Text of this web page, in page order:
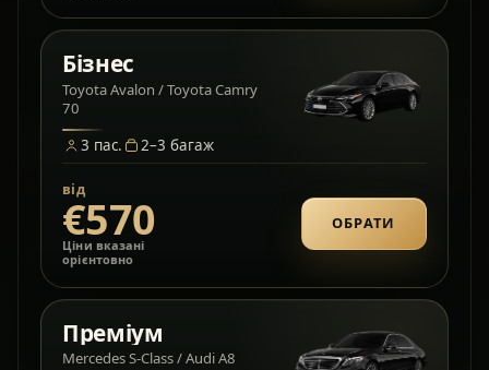
Бізнес
Toyota Avalon / Toyota Camry
70
3 пас. 2–3 багаж
від
€570
Ціни вказані
орієнтовно
ОБРАТИ
Преміум
Mercedes S-Class / Audi A8